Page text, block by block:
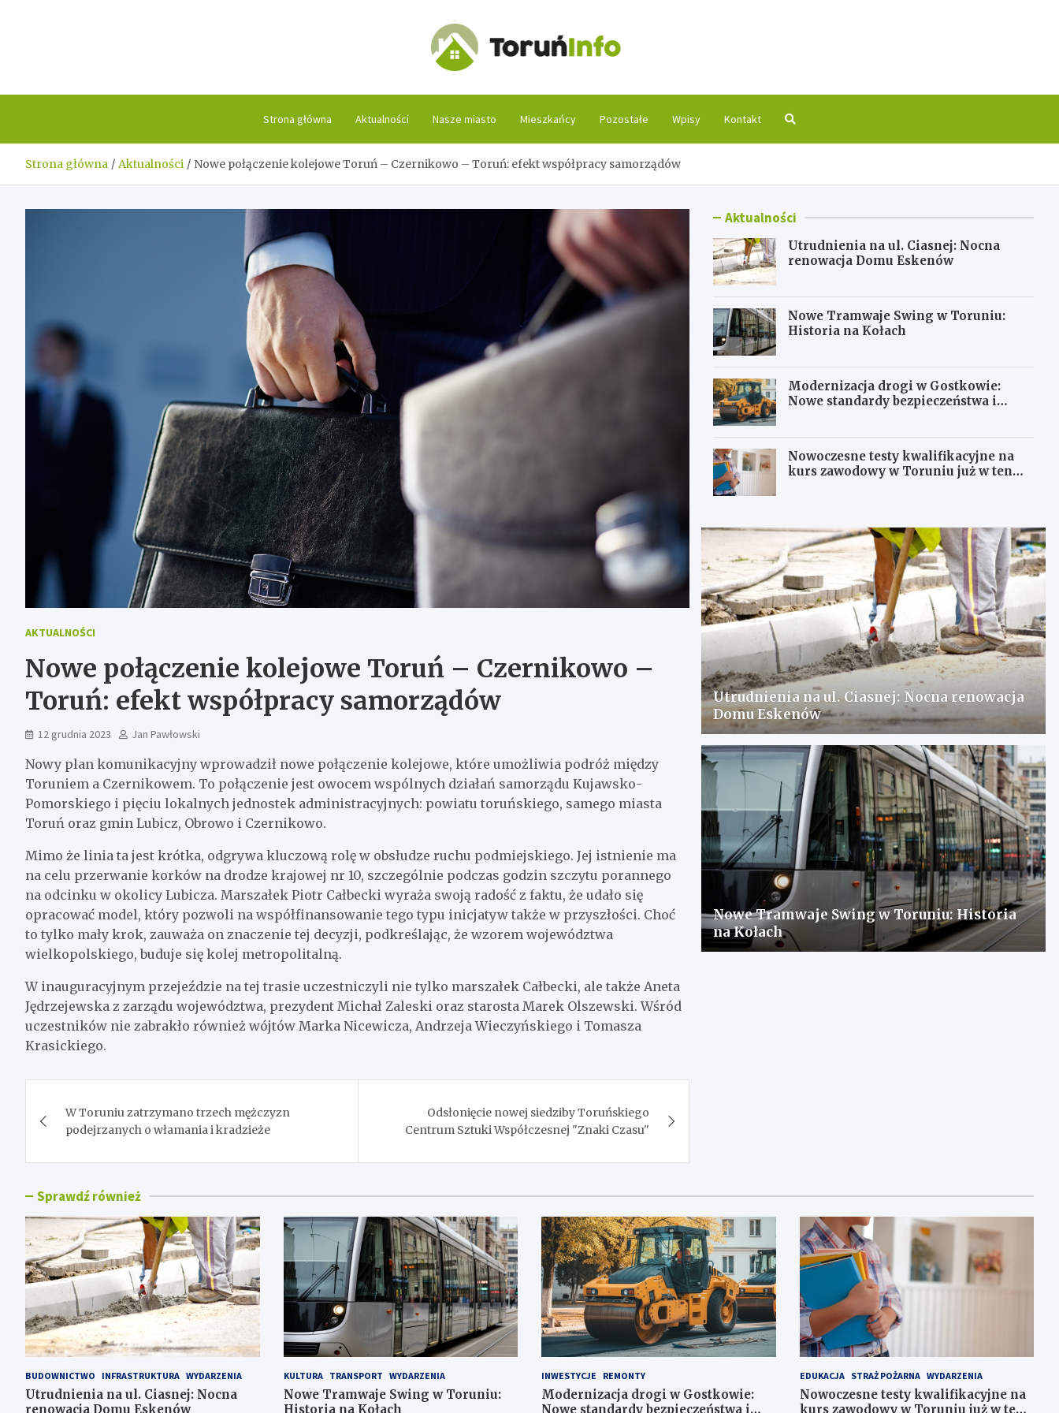
Strona główna Aktualności Nasze miasto Mieszkańcy Pozostałe Wpisy Kontakt
Strona główna Aktualności Nowe połączenie kolejowe Toruń – Czernikowo – Toruń: efekt współpracy samorządów
AKTUALNOŚCI
Nowe połączenie kolejowe Toruń – Czernikowo –
Toruń: efekt współpracy samorządów
12 grudnia 2023 Jan Pawłowski
Nowy plan komunikacyjny wprowadził nowe połączenie kolejowe, które umożliwia podróż między
Toruniem a Czernikowem. To połączenie jest owocem wspólnych działań samorządu Kujawsko-
Pomorskiego i pięciu lokalnych jednostek administracyjnych: powiatu toruńskiego, samego miasta
Toruń oraz gmin Lubicz, Obrowo i Czernikowo.
Mimo że linia ta jest krótka, odgrywa kluczową rolę w obsłudze ruchu podmiejskiego. Jej istnienie ma
na celu przerwanie korków na drodze krajowej nr 10, szczególnie podczas godzin szczytu porannego
na odcinku w okolicy Lubicza. Marszałek Piotr Całbecki wyraża swoją radość z faktu, że udało się
opracować model, który pozwoli na współfinansowanie tego typu inicjatyw także w przyszłości. Choć
to tylko mały krok, zauważa on znaczenie tej decyzji, podkreślając, że wzorem województwa
wielkopolskiego, buduje się kolej metropolitalną.
W inauguracyjnym przejeździe na tej trasie uczestniczyli nie tylko marszałek Całbecki, ale także Aneta
Jędrzejewska z zarządu województwa, prezydent Michał Zaleski oraz starosta Marek Olszewski. Wśród
uczestników nie zabrakło również wójtów Marka Nicewicza, Andrzeja Wieczyńskiego i Tomasza
Krasickiego.
wpisu
W Toruniu zatrzymano trzech mężczyzn
podejrzanych o włamania i kradzieże
Odsłonięcie nowej siedziby Toruńskiego
Centrum Sztuki Współczesnej "Znaki Czasu"
Aktualności
Utrudnienia na ul. Ciasnej: Nocna
renowacja Domu Eskenów
Nowe Tramwaje Swing w Toruniu:
Historia na Kołach
Modernizacja drogi w Gostkowie:
Nowe standardy bezpieczeństwa i
Nowoczesne testy kwalifikacyjne na
kurs zawodowy w Toruniu już w ten
Utrudnienia na ul. Ciasnej: Nocna renowacja
Domu Eskenów
Nowe Tramwaje Swing w Toruniu: Historia
na Kołach
Sprawdź również
BUDOWNICTWO INFRASTRUKTURA WYDARZENIA
Utrudnienia na ul. Ciasnej: Nocna
renowacja Domu Eskenów
KULTURA TRANSPORT WYDARZENIA
Nowe Tramwaje Swing w Toruniu:
Historia na Kołach
INWESTYCJE REMONTY
Modernizacja drogi w Gostkowie:
Nowe standardy bezpieczeństwa i
EDUKACJA STRAŻ POŻARNA WYDARZENIA
Nowoczesne testy kwalifikacyjne na
kurs zawodowy w Toruniu już w ten